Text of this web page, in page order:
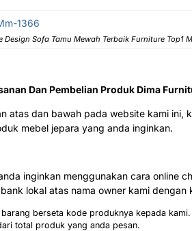
Design Sofa Tamu Mewah Terbaik Furniture Top1
Dan Pembelian Produk Dima
atas dan bawah pada website kami ini,
mebel jepara yang anda inginkan.
inginkan menggunakan cara online
lokal atas nama owner kami
berseta kode produknya kepada kami.
total produk yang anda pesan.